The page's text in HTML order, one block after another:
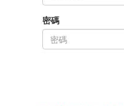
密碼